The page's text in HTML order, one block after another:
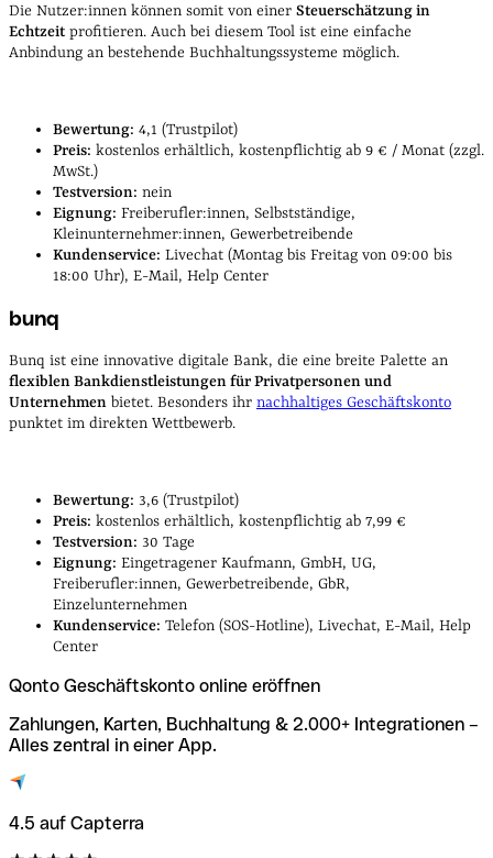
Die Nutzer:innen können somit von einer Steuerschätzung in
Echtzeit profitieren. Auch bei diesem Tool ist eine einfache
Anbindung an bestehende Buchhaltungssysteme möglich.
Bewertung: 4,1 (Trustpilot)
Preis: kostenlos erhältlich, kostenpflichtig ab 9 € / Monat (zzgl.
MwSt.)
Testversion: nein
Eignung: Freiberufler:innen, Selbstständige,
Kleinunternehmer:innen, Gewerbetreibende
Kundenservice: Livechat (Montag bis Freitag von 09:00 bis
18:00 Uhr), E-Mail, Help Center
bunq
Bunq ist eine innovative digitale Bank, die eine breite Palette an
flexiblen Bankdienstleistungen für Privatpersonen und
Unternehmen bietet. Besonders ihr nachhaltiges Geschäftskonto
punktet im direkten Wettbewerb.
Bewertung: 3,6 (Trustpilot)
Preis: kostenlos erhältlich, kostenpflichtig ab 7,99 €
Testversion: 30 Tage
Eignung: Eingetragener Kaufmann, GmbH, UG,
Freiberufler:innen, Gewerbetreibende, GbR,
Einzelunternehmen
Kundenservice: Telefon (SOS-Hotline), Livechat, E-Mail, Help
Center
Qonto Geschäftskonto online eröffnen
Zahlungen, Karten, Buchhaltung & 2.000+ Integrationen –
Alles zentral in einer App.
4.5 auf Capterra